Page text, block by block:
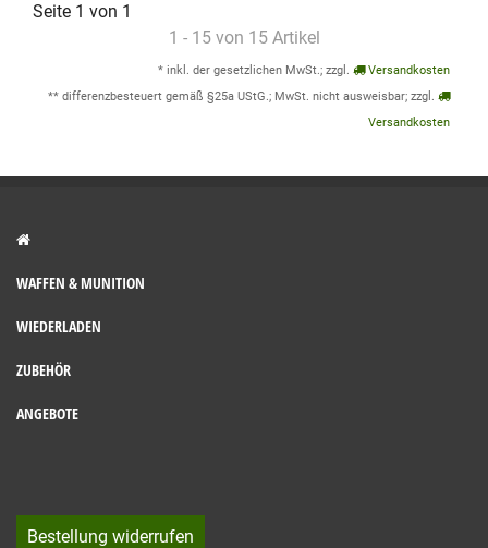
Seite 1 von 1
1 - 15 von 15 Artikel
* inkl. der gesetzlichen MwSt.; zzgl.
Versandkosten
** differenzbesteuert gemäß §25a UStG.; MwSt. nicht ausweisbar; zzgl.
Versandkosten
WAFFEN & MUNITION
WIEDERLADEN
ZUBEHÖR
ANGEBOTE
Bestellung widerrufen